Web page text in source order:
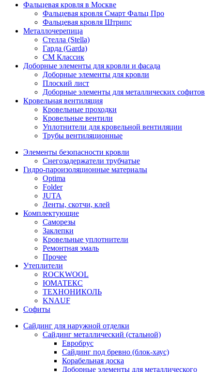
Фальцевая кровля в Москве
Фальцевая кровля Смарт Фальц Про
Фальцевая кровля Штрипс
Металлочерепица
Стелла (Stella)
Гарда (Garda)
СМ Классик
Доборные элементы для кровли и фасада
Доборные элементы для кровли
Плоский лист
Доборные элементы для металлических софитов
Кровельная вентиляция
Кровельные проходки
Кровельные вентили
Уплотнители для кровельной вентиляции
Трубы вентиляционные
Элементы безопасности кровли
Снегозадержатели трубчатые
Гидро-пароизоляционные материалы
Optima
Folder
JUTA
Ленты, скотчи, клей
Комплектующие
Саморезы
Заклепки
Кровельные уплотнители
Ремонтная эмаль
Прочее
Утеплители
ROCKWOOL
ЮМАТЕКС
ТЕХНОНИКОЛЬ
KNAUF
Софиты
Сайдинг для наружной отделки
Сайдинг металлический (стальной)
Евробрус
Сайдинг под бревно (блок-хаус)
Корабельная доска
Доборные элементы для металлического